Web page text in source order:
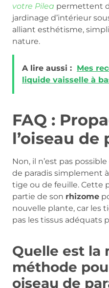
votre Pilea permettent
jardinage d’intérieur
alliant esthétisme,
nature.
A lire aussi : Mes
liquide vaisselle à
FAQ :
l’oiseau de
Non, il n’est pas
de paradis simplement
tige ou de feuille. Cette
partie de son rhizome
nouvelle plante, car les
pas les tissus adéquats
Quelle est la
méthode
oiseau de